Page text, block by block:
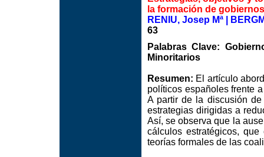
la formación de
RENIU, Josep Mª |
63
Palabras Clave:
Minoritarios
Resumen: El artículo
políticos españoles frente
A partir de la discusión
estrategias dirigidas a
Así, se observa que la
cálculos estratégicos,
teorías formales de las